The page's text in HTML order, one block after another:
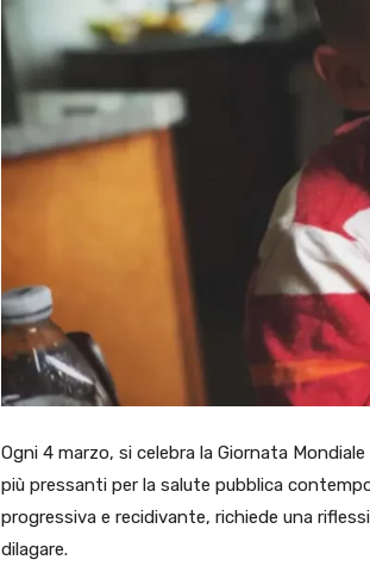
Ogni 4 marzo, si celebra la Giornata
più pressanti per la salute pubblica
progressiva e recidivante, richiede una
dilagare.